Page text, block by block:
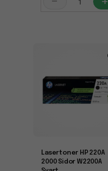
Lasertoner HP 220A
2000 Sidor W2200A